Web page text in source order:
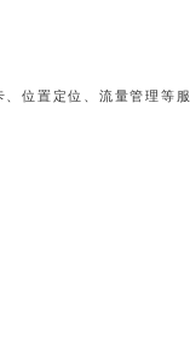
位置定位、流量管理等服